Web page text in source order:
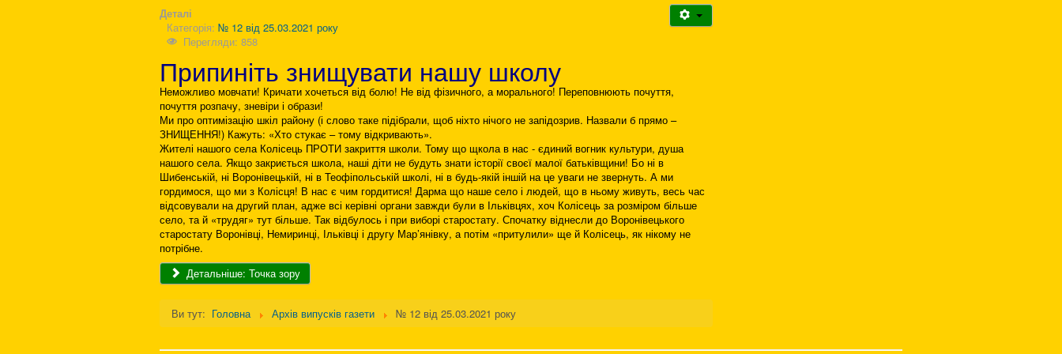
Деталі
Категорія: № 12 від 25.03.2021 року
Перегляди: 858
Припиніть знищувати нашу школу
Неможливо мовчати! Кричати хочеться від болю! Не від фізичного, а морального! Переповнюють почуття,
почуття розпачу, зневіри і образи!
Ми про оптимізацію шкіл району (і слово таке підібрали, щоб ніхто нічого не запідозрив. Назвали б прямо –
ЗНИЩЕННЯ!) Кажуть: «Хто стукає – тому відкривають».
Жителі нашого села Колісець ПРОТИ закриття школи. Тому що щкола в нас - єдиний вогник культури, душа
нашого села. Якщо закриється школа, наші діти не будуть знати історії своєї малої батьківщини! Бо ні в
Шибенській, ні Воронівецькій, ні в Теофіпольській школі, ні в будь-якій іншій на це уваги не звернуть. А ми
гордимося, що ми з Колісця! В нас є чим гордитися! Дарма що наше село і людей, що в ньому живуть, весь час
відсовували на другий план, адже всі керівні органи завжди були в Ільківцях, хоч Колісець за розміром більше
село, та й «трудяг» тут більше. Так відбулось і при виборі старостату. Спочатку віднесли до Воронівецького
старостату Воронівці, Немиринці, Ільківці і другу Мар’янівку, а потім «притулили» ще й Колісець, як нікому не
потрібне.
Детальніше: Точка зору
Ви тут: Головна Архів випусків газети № 12 від 25.03.2021 року